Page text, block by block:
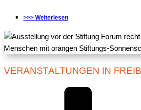
>>> Weiterlesen
VERANSTALTUNGEN IN